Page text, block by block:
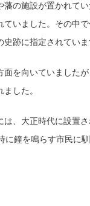
藩の施設が置かれて
ていました。その中
跡に指定されていま
面を向いていました
した。
、大正時代に設置さ
に鐘を鳴らす市民に